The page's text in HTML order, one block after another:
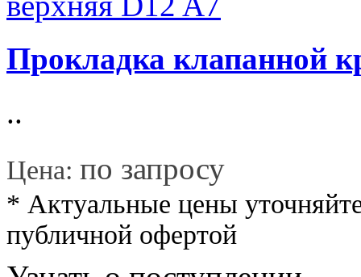
Прокладка клапанной
..
Цена: по запросу
* Актуальные цены
публичной офертой